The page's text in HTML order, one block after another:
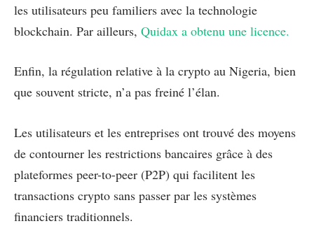
les utilisateurs peu familiers avec la technologie
blockchain. Par ailleurs, Quidax a obtenu une licence.
Enfin, la régulation relative à la crypto au Nigeria, bien
que souvent stricte, n’a pas freiné l’élan.
Les utilisateurs et les entreprises ont trouvé des moyens
de contourner les restrictions bancaires grâce à des
plateformes peer-to-peer (P2P) qui facilitent les
transactions crypto sans passer par les systèmes
financiers traditionnels.